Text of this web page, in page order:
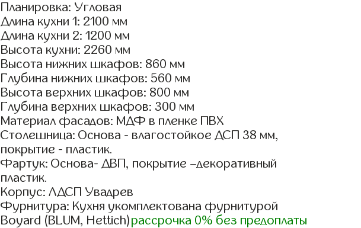
Планировка: Угловая
Длина кухни 1: 2100 мм
Длина кухни 2: 1200 мм
Высота кухни: 2260 мм
Высота нижних шкафов: 860 мм
Глубина нижних шкафов: 560 мм
Высота верхних шкафов: 800 мм
Глубина верхних шкафов: 300 мм
Материал фасадов: МДФ в пленке ПВХ
Столешница: Основа - влагостойкое ДСП 38 мм,
покрытие - пластик.
Фартук: Основа- ДВП, покрытие –декоративный
пластик.
Корпус: ЛДСП Увадрев
Фурнитура: Кухня укомплектована фурнитурой
Boyard (BLUM, Hettich)рассрочка 0% без предоплаты